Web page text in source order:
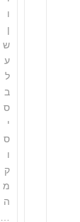
ו
ן
ש
ע
ל
ב
ס
י
ס
ו
ק
מ
ה